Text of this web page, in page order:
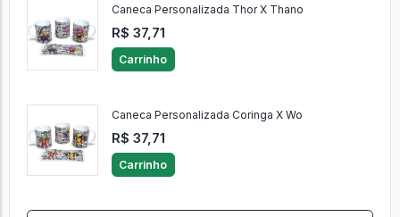
Caneca Personalizada Thor X Thano
R$ 37,71
Carrinho
Caneca Personalizada Coringa X Wo
R$ 37,71
Carrinho